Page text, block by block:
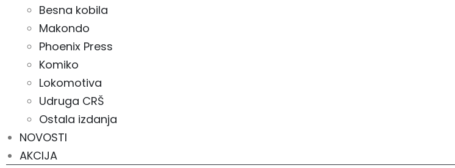
Besna kobila
Makondo
Phoenix Press
Komiko
Lokomotiva
Udruga CRŠ
Ostala izdanja
NOVOSTI
AKCIJA